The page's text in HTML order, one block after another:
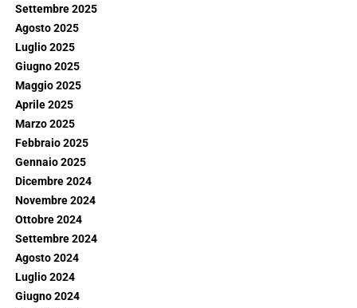
Settembre 2025
Agosto 2025
Luglio 2025
Giugno 2025
Maggio 2025
Aprile 2025
Marzo 2025
Febbraio 2025
Gennaio 2025
Dicembre 2024
Novembre 2024
Ottobre 2024
Settembre 2024
Agosto 2024
Luglio 2024
Giugno 2024